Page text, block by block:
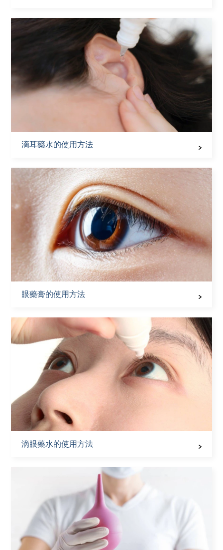
滴耳藥水的使用方法
眼藥膏的使用方法
滴眼藥水的使用方法